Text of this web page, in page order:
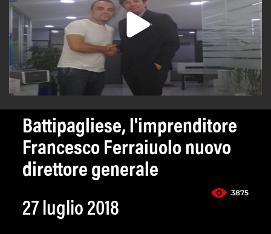
Battipagliese, l'imprenditore
Francesco Ferraiuolo nuovo
direttore generale
3875
27 luglio 2018